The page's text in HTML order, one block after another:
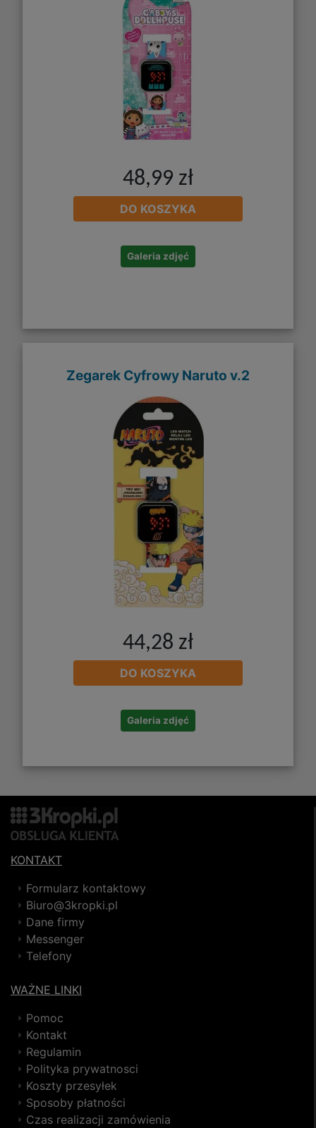
48,99 zł
DO KOSZYKA
Galeria zdjęć
Zegarek Cyfrowy Naruto v.2
44,28 zł
DO KOSZYKA
Galeria zdjęć
KONTAKT
Formularz kontaktowy
Biuro@3kropki.pl
Dane firmy
Messenger
Telefony
WAŻNE LINKI
Pomoc
Kontakt
Regulamin
Polityka prywatnosci
Koszty przesyłek
Sposoby płatności
Czas realizacji zamówienia